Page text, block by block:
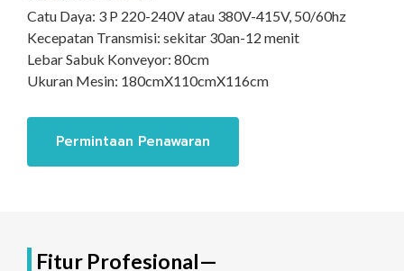
Catu Daya: 3 P 220-240V atau 380V-415V, 50/60hz
Kecepatan Transmisi: sekitar 30an-12 menit
Lebar Sabuk Konveyor: 80cm
Ukuran Mesin: 180cmX110cmX116cm
Permintaan Penawaran
Fitur Profesional—